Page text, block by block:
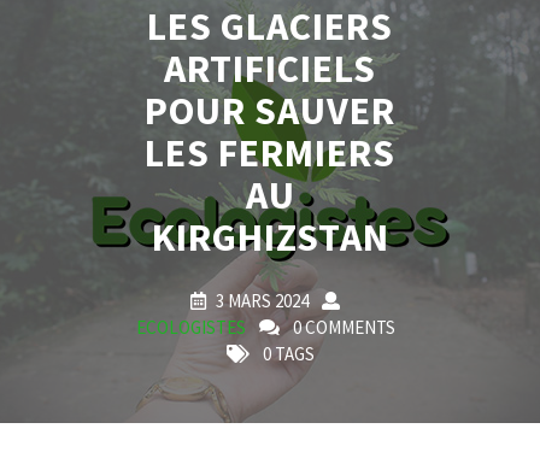
LES GLACIERS
ARTIFICIELS
POUR SAUVER
LES FERMIERS
AU
KIRGHIZSTAN
3 MARS 2024
ECOLOGISTES
0 COMMENTS
0 TAGS